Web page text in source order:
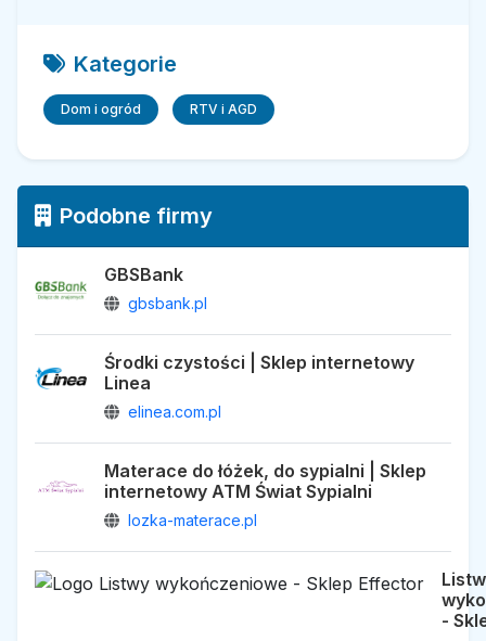
Kategorie
Dom i ogród RTV i AGD
Podobne firmy
GBSBank
gbsbank.pl
Środki czystości | Sklep internetowy
Linea
elinea.com.pl
Materace do łóżek, do sypialni | Sklep
internetowy ATM Świat Sypialni
lozka-materace.pl
-